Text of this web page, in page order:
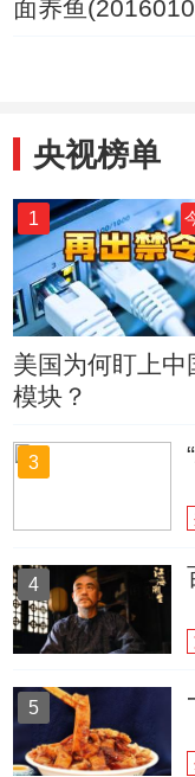
面养鱼
央视榜单
1
美国为何盯上中
模块？
3
4
5